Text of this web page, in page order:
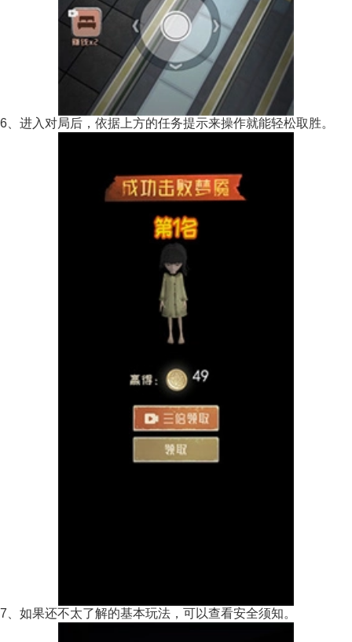
6、进入对局后，依据上方的任务提示来操作就能轻松取胜。
7、如果还不太了解的基本玩法，可以查看安全须知。